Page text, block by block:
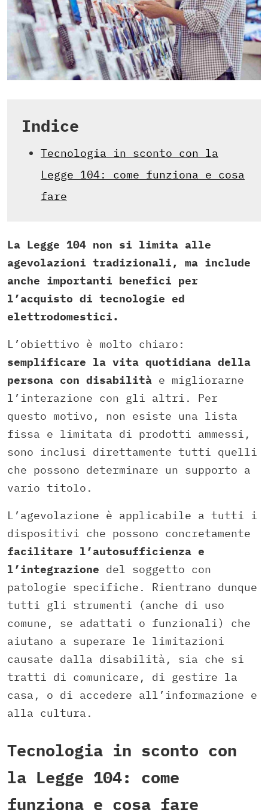
Indice
Tecnologia in sconto con la
Legge 104: come funziona e cosa
fare
La Legge 104 non si limita alle
agevolazioni tradizionali, ma include
anche importanti benefici per
l’acquisto di tecnologie ed
elettrodomestici.
L’obiettivo è molto chiaro:
semplificare la vita quotidiana della
persona con disabilità e migliorarne
l’interazione con gli altri. Per
questo motivo, non esiste una lista
fissa e limitata di prodotti ammessi,
sono inclusi direttamente tutti quelli
che possono determinare un supporto a
vario titolo.
L’agevolazione è applicabile a tutti i
dispositivi che possono concretamente
facilitare l’autosufficienza e
l’integrazione del soggetto con
patologie specifiche. Rientrano dunque
tutti gli strumenti (anche di uso
comune, se adattati o funzionali) che
aiutano a superare le limitazioni
causate dalla disabilità, sia che si
tratti di comunicare, di gestire la
casa, o di accedere all’informazione e
alla cultura.
Tecnologia in sconto con
la Legge 104: come
funziona e cosa fare